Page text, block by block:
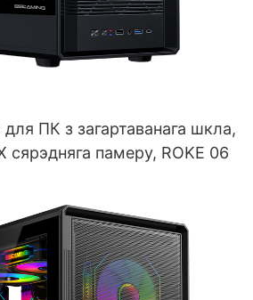
ПК з загартаванага шкла,
сярэдняга памеру, ROKE 06